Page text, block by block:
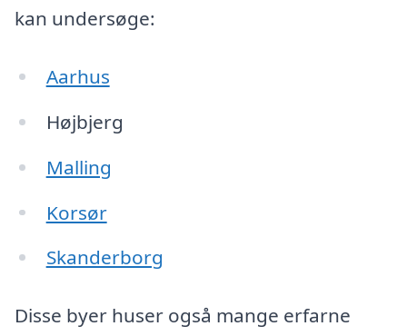
kan undersøge:
Aarhus
Højbjerg
Malling
Korsør
Skanderborg
Disse byer huser også mange erfarne